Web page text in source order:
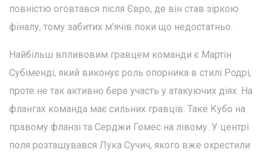
повністю оговтався після Євро, де він став зіркою
фіналу, тому забитих м'ячів поки що недостатньо.
Найбільш впливовим гравцем команди є Мартін
Субіменді, який виконує роль опорника в стилі Родрі,
проте не так активно бере участь у атакуючих діях. На
флангах команда має сильних гравців: Таке Кубо на
правому фланзі та Серджи Гомес на лівому. У центрі
поля розташувався Лука Сучич, якого вже охрестили